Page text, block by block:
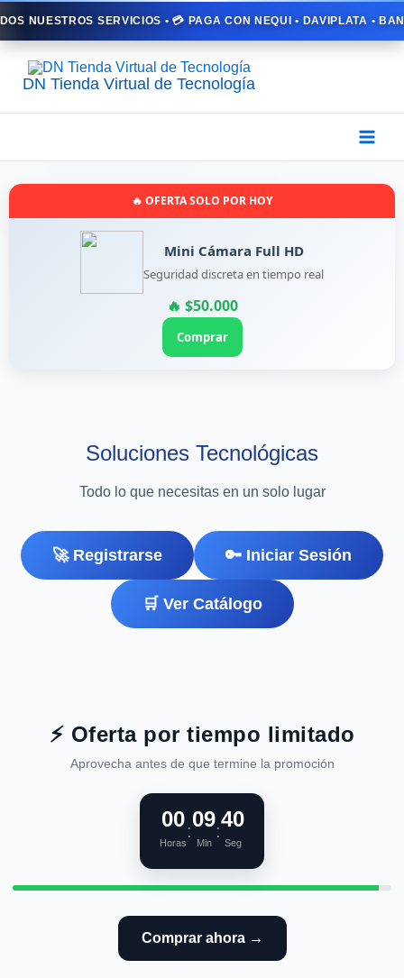
• 💳 PAGA CON NEQUI • DAVIPLATA •
contenido
DN Tienda Virtual de Tecnología
🔥 OFERTA SOLO POR HOY
Mini Cámara Full HD
Seguridad discreta en tiempo real
🔥 $50.000
Comprar
Soluciones Tecnológicas
Todo lo que necesitas en un solo lugar
🚀 Registrarse 🔑 Iniciar Sesión
🛒 Ver Catálogo
⚡ Oferta por tiempo limitado
Aprovecha antes de que termine la promoción
00
Horas
:09
Min
:39
Seg
Comprar ahora →